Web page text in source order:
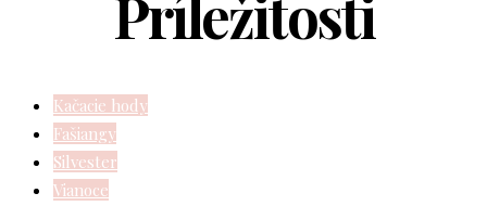
Príležitosti
Kačacie hody
Fašiangy
Silvester
Vianoce